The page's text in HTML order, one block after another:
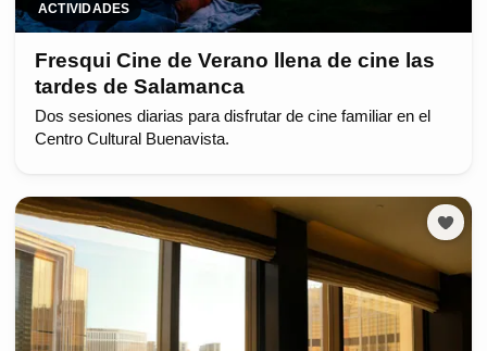
ACTIVIDADES
Fresqui Cine de Verano llena de cine las
tardes de Salamanca
Dos sesiones diarias para disfrutar de cine familiar en el
Centro Cultural Buenavista.